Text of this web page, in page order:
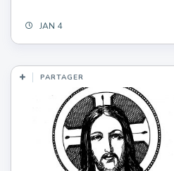
JAN 4
PARTAGER